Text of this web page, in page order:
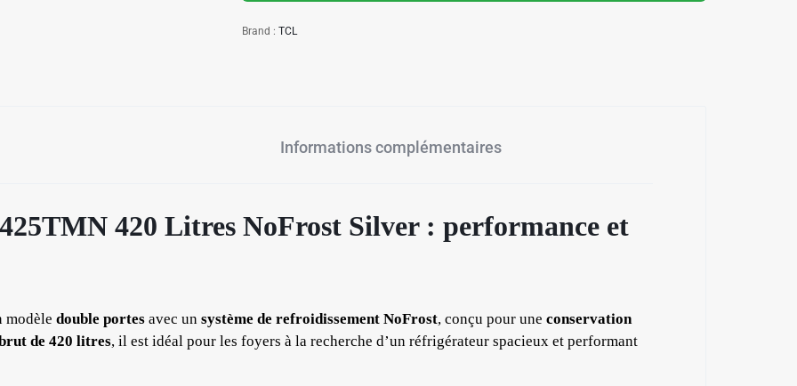
Brand :TCL
Informations complémentaires
420 Litres NoFrost Silver : performance et
modèle double portes avec un système de refroidissement NoFrost, conçu pour une conservation
de 420 litres, il est idéal pour les foyers à la recherche d’un réfrigérateur spacieux et performant